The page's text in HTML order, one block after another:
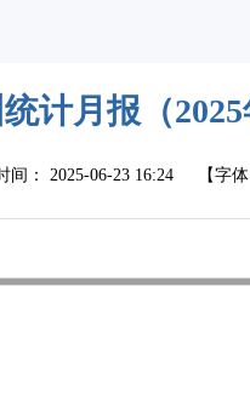
计月报（2025
间： 2025-06-23 16:24 【字体